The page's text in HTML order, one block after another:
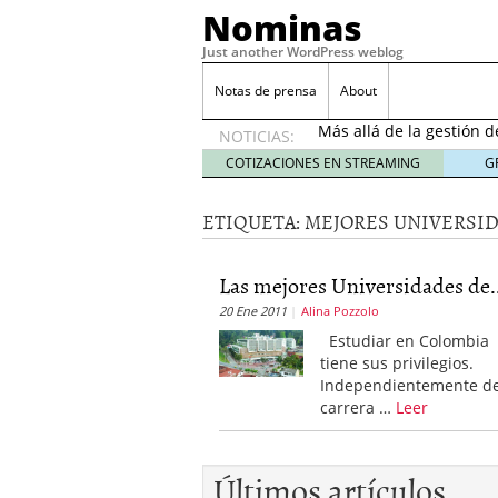
Nominas
Just another WordPress weblog
Notas de prensa About
NOTICIAS:
Desempleo Colombia
Más allá de la gestión
Una digitalización
en el sector financiero
Consejos para el
Más allá de la gestión
COTIZACIONES EN STREAMING
ETIQUETA: MEJORES
Las mejores Universidades
20 Ene 2011 Alina Pozzolo
Estudiar en Colombia
tiene sus privilegios.
Independientemente
carrera … Leer